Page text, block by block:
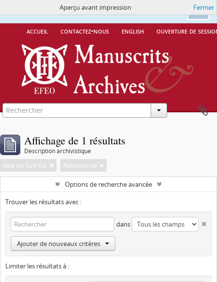
Ok
Ce site utilise des cookiesMore Info.
accueil contactez-nous english ouverture de
Aperçu avant impression Fermer
Affichage de 1 résultats
Description archivistique
Asie du Sud-Est Astronomie
Options de recherche avancée
Trouver les résultats avec :
dans
Ajouter de nouveaux critères
Limiter les résultats à :